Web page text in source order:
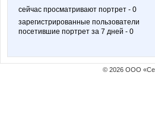
сейчас просматривают портрет - 0
зарегистрированные пользователи
посетившие портрет за 7 дней - 0
© 2026 ООО